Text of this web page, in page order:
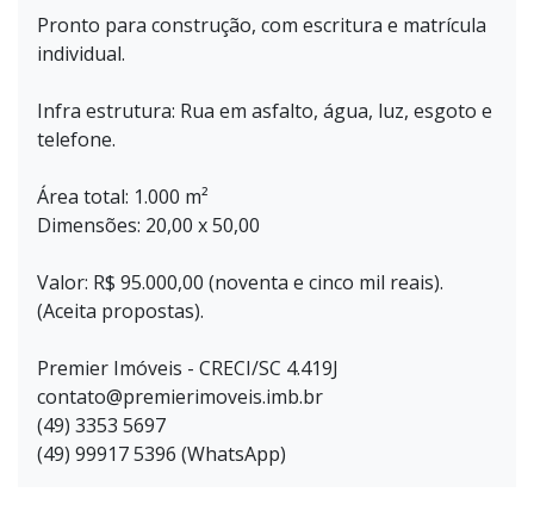
Pronto para construção, com escritura e matrícula
individual.
Infra estrutura: Rua em asfalto, água, luz, esgoto e
telefone.
Área total: 1.000 m²
Dimensões: 20,00 x 50,00
Valor: R$ 95.000,00 (noventa e cinco mil reais).
(Aceita propostas).
Premier Imóveis - CRECI/SC 4.419J
contato@premierimoveis.imb.br
(49) 3353 5697
(49) 99917 5396 (WhatsApp)